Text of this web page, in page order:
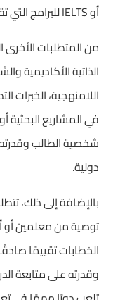
أو IELTS للبرامج التي تقدم باللغتين الإنجليزية أو الإسبانية.
من المتطلبات
الذاتية الأكاديمية
اللامنهجية، الخبرات
في المشاريع البحثية
شخصية الطالب وقدرته
دولية.
بالإضافة إلى ذلك،
توصية من معلمين
الخطابات تقييمًا
وقدرته على متابعة